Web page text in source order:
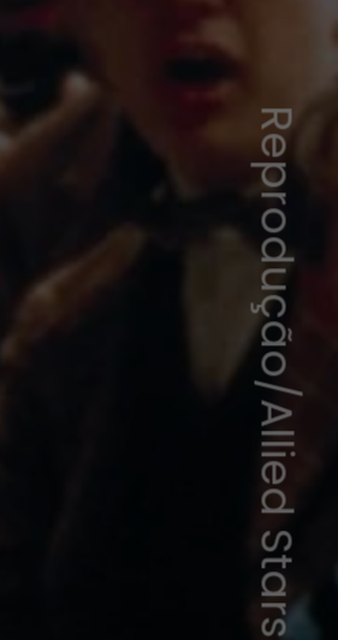
Reprodução/Allied Stars